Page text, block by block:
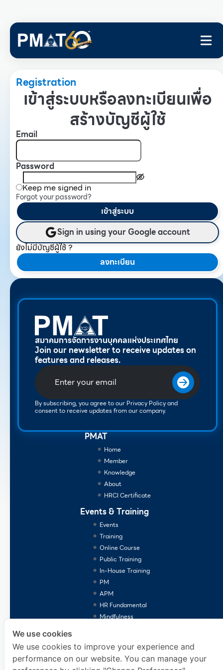
Registration
เข้าสู่ระบบหรือลงทะเบียนเพื่อ
สร้างบัญชีผู้ใช้
Email
Password
Keep me signed in
Forgot your password?
เข้าสู่ระบบ
Sign in using your Google account
ยังไม่มีบัญชีผู้ใช้ ?
ลงทะเบียน
สมาคมการจัดการงานบุคคลแห่งประเทศไทย
Join our newsletter to receive updates on
features and releases.
By subscribing, you agree to our Privacy Policy and
consent to receive updates from our company.
PMAT
Home
Member
Knowledge
About
HRCI Certificate
Events & Training
Events
Training
Online Course
Public Training
In-House Training
PM
APM
HR Fundamental
Mindfulness
We use cookies
We use cookies to improve your experience and
performance on our website. You can manage your